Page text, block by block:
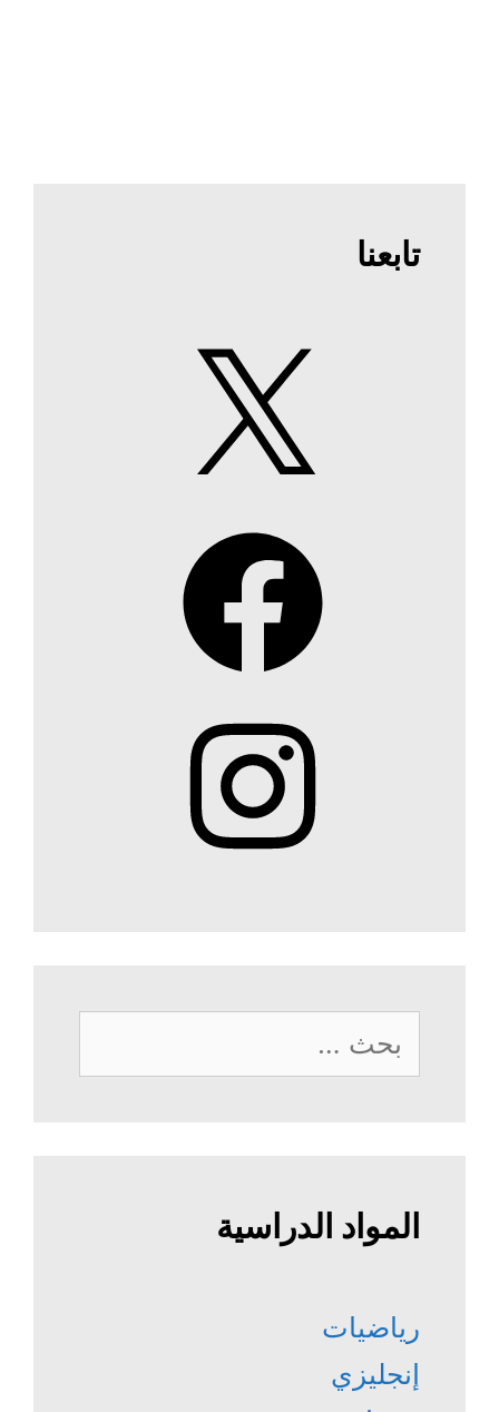
تابعنا
Facebook
Instagram
البحث
عن:
المواد الدراسية
رياضيات
إنجليزي